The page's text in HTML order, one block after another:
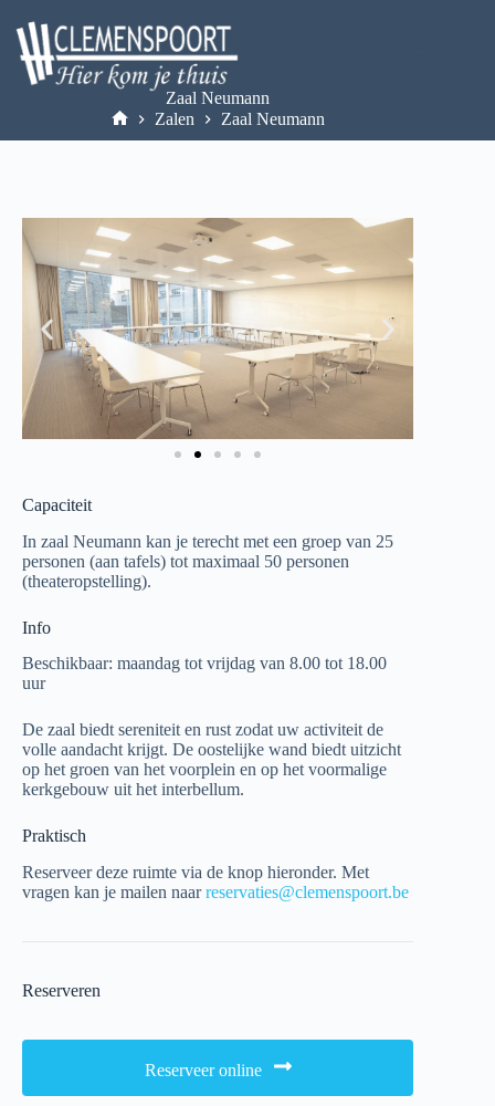
Zaal Neumann
Zalen
Zaal Neumann
Capaciteit
In zaal Neumann kan je terecht met een groep van 25
personen (aan tafels) tot maximaal 50 personen
(theateropstelling).
Info
Beschikbaar: maandag tot vrijdag van 8.00 tot 18.00
uur
De zaal biedt sereniteit en rust zodat uw activiteit de
volle aandacht krijgt. De oostelijke wand biedt uitzicht
op het groen van het voorplein en op het voormalige
kerkgebouw uit het interbellum.
Praktisch
Reserveer deze ruimte via de knop hieronder. Met
vragen kan je mailen naarreservaties@clemenspoort.be
Reserveren
Reserveer online